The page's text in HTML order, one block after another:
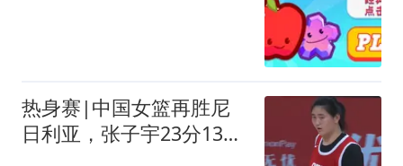
热身赛|中国女篮再胜尼
日利亚，张子宇23分13篮